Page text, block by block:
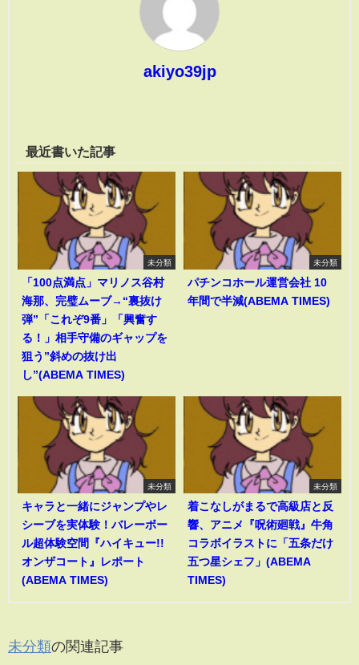
akiyo39jp
最近書いた記事
未分類
「100点満点」マリノス谷村
海那、完璧ムーブ→“裏抜け
弾”「これぞ9番」「興奮す
る！」相手守備のギャップを
狙う”斜めの抜け出
し”(ABEMA TIMES)
未分類
パチンコホール運営会社 10
年間で半減(ABEMA TIMES)
未分類
キャラと一緒にジャンプやレ
シーブを実体験！バレーボー
ル超体験空間『ハイキュー!!
オンザコート』レポート
(ABEMA TIMES)
未分類
着こなしがまるで高級店と反
響、アニメ『呪術廻戦』牛角
コラボイラストに「五条だけ
五つ星シェフ」(ABEMA
TIMES)
未分類の関連記事